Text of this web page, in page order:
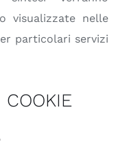
visualizzate nelle
particolari servizi
COOKIE